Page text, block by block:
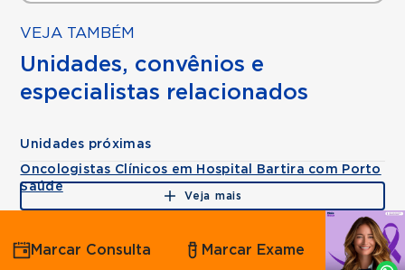
VEJA TAMBÉM
Unidades, convênios e
especialistas relacionados
Unidades próximas
Oncologistas Clínicos em Hospital Bartira com Porto
Saúde
Veja mais
Agende
por
Whatsapp
Marcar Consulta Marcar Exame